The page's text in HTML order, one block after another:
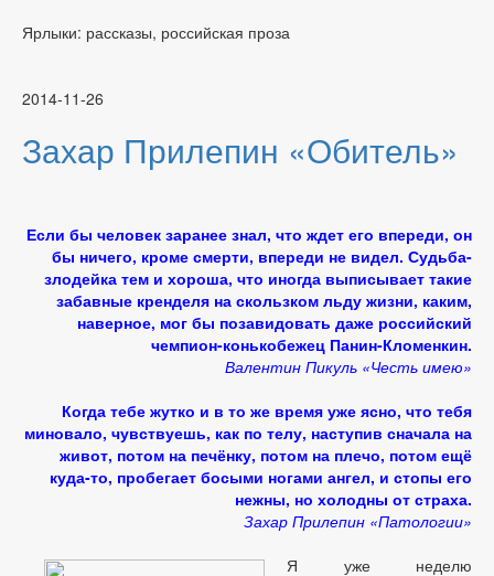
Ярлыки: рассказы, российская проза
2014-11-26
Захар Прилепин «Обитель»
Если бы человек заранее знал, что ждет его впереди, он
бы ничего, кроме смерти, впереди не видел. Судьба-
злодейка тем и хороша, что иногда выписывает такие
забавные кренделя на скользком льду жизни, каким,
наверное, мог бы позавидовать даже российский
чемпион-конькобежец Панин-Кломенкин.
Валентин Пикуль «Честь имею»
Когда тебе жутко и в то же время уже ясно, что тебя
миновало, чувствуешь, как по телу, наступив сначала на
живот, потом на печёнку, потом на плечо, потом ещё
куда-то, пробегает босыми ногами ангел, и стопы его
нежны, но холодны от страха.
Захар Прилепин «Патологии»
Я уже неделю